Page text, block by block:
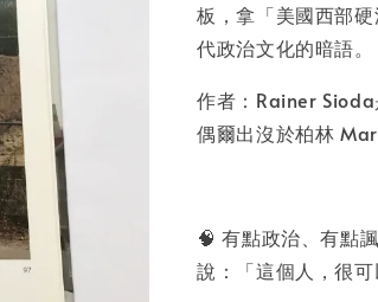
板，拿「美國西部
代政治文化的暗語。
作者：Rainer Sioda
偶爾出沒於柏林
🧠 有點政治、有點
說：「這個人，很可